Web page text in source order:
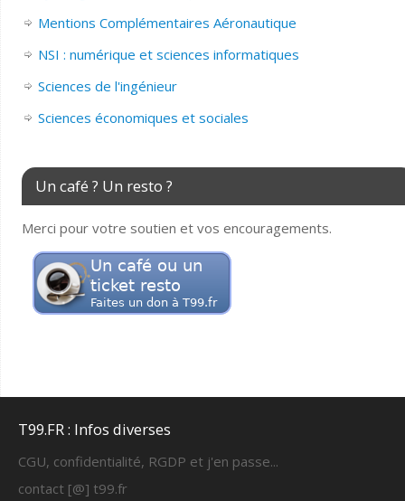
Mentions Complémentaires Aéronautique
NSI : numérique et sciences informatiques
Sciences de l'ingénieur
Sciences économiques et sociales
Un café ? Un resto ?
Merci pour votre soutien et vos encouragements.
T99.FR : Infos diverses
CGU, confidentialité, RGDP et j'en passe...
contact [@] t99.fr